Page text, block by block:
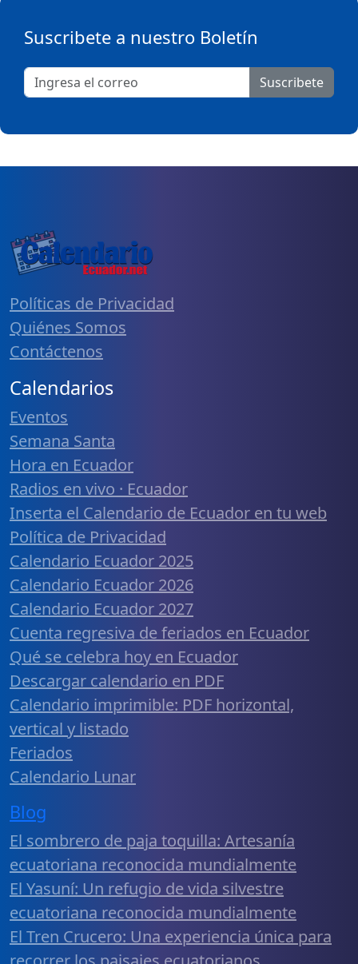
Suscribete a nuestro Boletín
Suscribete
Políticas de Privacidad
Quiénes Somos
Contáctenos
Calendarios
Eventos
Semana Santa
Hora en Ecuador
Radios en vivo · Ecuador
Inserta el Calendario de Ecuador en tu web
Política de Privacidad
Calendario Ecuador 2025
Calendario Ecuador 2026
Calendario Ecuador 2027
Cuenta regresiva de feriados en Ecuador
Qué se celebra hoy en Ecuador
Descargar calendario en PDF
Calendario imprimible: PDF horizontal,
vertical y listado
Feriados
Calendario Lunar
Blog
El sombrero de paja toquilla: Artesanía
ecuatoriana reconocida mundialmente
El Yasuní: Un refugio de vida silvestre
ecuatoriana reconocida mundialmente
El Tren Crucero: Una experiencia única para